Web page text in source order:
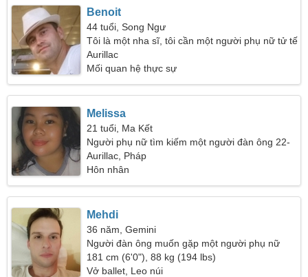
Benoit
44 tuổi, Song Ngư
Tôi là một nha sĩ, tôi cần một người phụ nữ tử tế
Aurillac
Mối quan hệ thực sự
Melissa
21 tuổi, Ma Kết
Người phụ nữ tìm kiếm một người đàn ông 22-
28
Aurillac, Pháp
Hôn nhân
Mehdi
36 năm, Gemini
Người đàn ông muốn gặp một người phụ nữ
181 cm (6'0"), 88 kg (194 lbs)
Vở ballet, Leo núi